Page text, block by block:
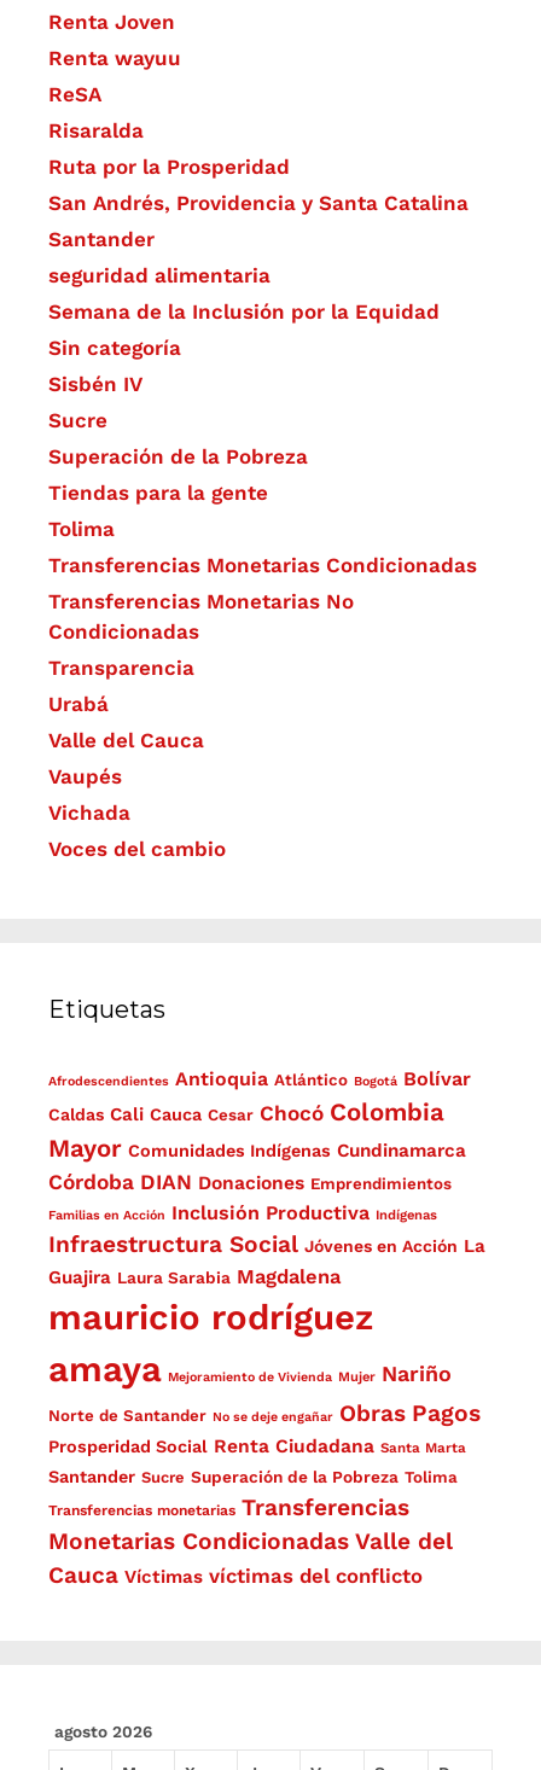
Renta Joven
Renta wayuu
ReSA
Risaralda
Ruta por la Prosperidad
San Andrés, Providencia y Santa Catalina
Santander
seguridad alimentaria
Semana de la Inclusión por la Equidad
Sin categoría
Sisbén IV
Sucre
Superación de la Pobreza
Tiendas para la gente
Tolima
Transferencias Monetarias Condicionadas
Transferencias Monetarias No
Condicionadas
Transparencia
Urabá
Valle del Cauca
Vaupés
Vichada
Voces del cambio
Etiquetas
Afrodescendientes Antioquia Atlántico Bogotá Bolívar
Caldas Cali Cauca Cesar Chocó Colombia
Mayor Comunidades Indígenas Cundinamarca
Córdoba DIAN Donaciones Emprendimientos
Familias en Acción Inclusión Productiva Indígenas
Infraestructura Social Jóvenes en Acción La
Guajira Laura Sarabia Magdalena
mauricio rodríguez
amaya Mejoramiento de Vivienda Mujer Nariño
Norte de Santander No se deje engañar Obras Pagos
Prosperidad Social Renta Ciudadana Santa Marta
Santander Sucre Superación de la Pobreza Tolima
Transferencias monetarias Transferencias
Monetarias Condicionadas Valle del
Cauca Víctimas víctimas del conflicto
agosto 2026